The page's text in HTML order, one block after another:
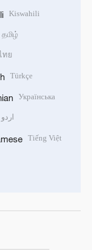
Kiswahili
தமிழ்
ทย
Türkçe
Українська
اردو
Tiếng Việt